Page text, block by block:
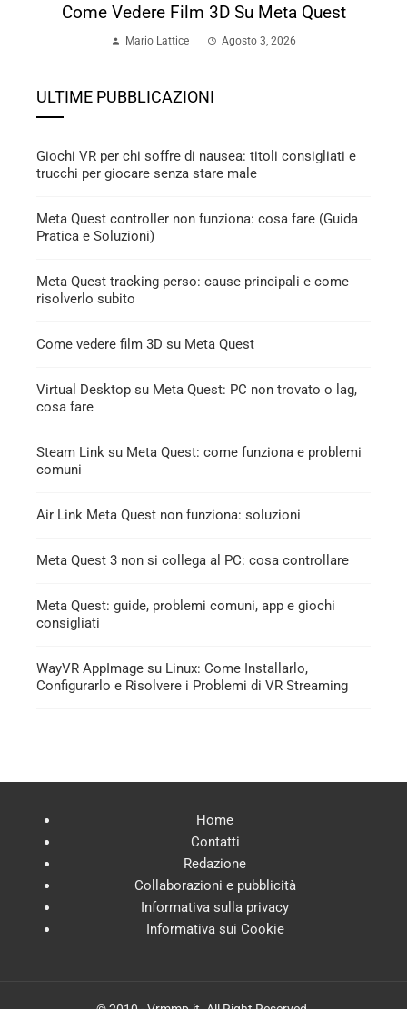
Come Vedere Film 3D Su Meta Quest
Mario Lattice Agosto 3, 2026
ULTIME PUBBLICAZIONI
Giochi VR per chi soffre di nausea: titoli consigliati e
trucchi per giocare senza stare male
Meta Quest controller non funziona: cosa fare (Guida
Pratica e Soluzioni)
Meta Quest tracking perso: cause principali e come
risolverlo subito
Come vedere film 3D su Meta Quest
Virtual Desktop su Meta Quest: PC non trovato o lag,
cosa fare
Steam Link su Meta Quest: come funziona e problemi
comuni
Air Link Meta Quest non funziona: soluzioni
Meta Quest 3 non si collega al PC: cosa controllare
Meta Quest: guide, problemi comuni, app e giochi
consigliati
WayVR AppImage su Linux: Come Installarlo,
Configurarlo e Risolvere i Problemi di VR Streaming
Home
Contatti
Redazione
Collaborazioni e pubblicità
Informativa sulla privacy
Informativa sui Cookie